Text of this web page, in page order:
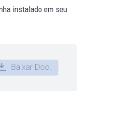
instalado em seu
Baixar Doc.